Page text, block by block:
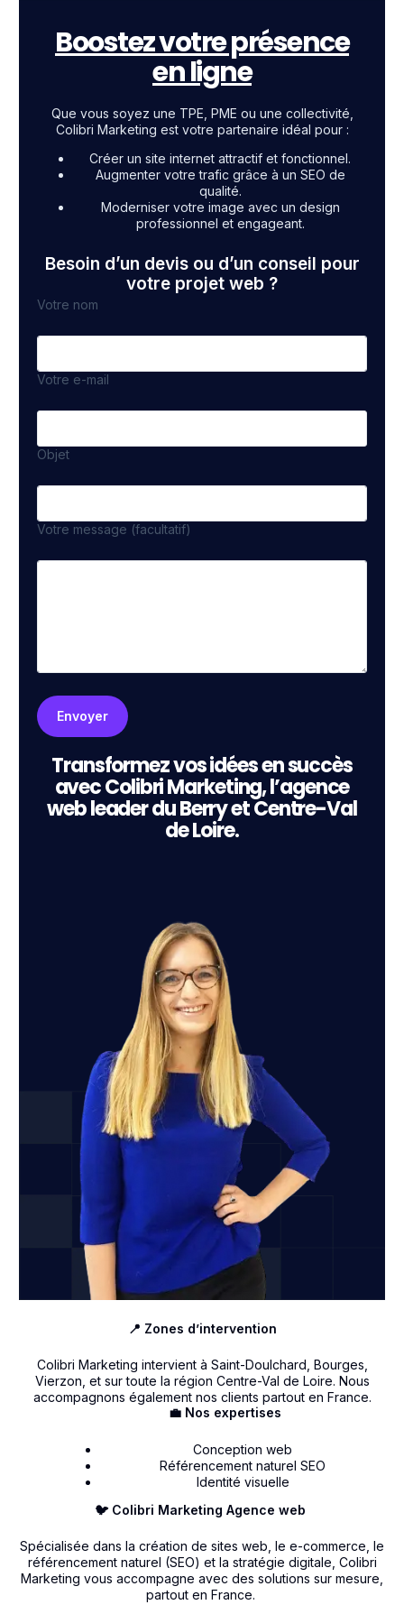
Boostez votre présence
en ligne
Que vous soyez une TPE, PME ou une collectivité,
Colibri Marketing est votre partenaire idéal pour :
Créer un site internet attractif et fonctionnel.
Augmenter votre trafic grâce à un SEO de
qualité.
Moderniser votre image avec un design
professionnel et engageant.
Besoin d’un devis ou d’un conseil pour
votre projet web ?
Votre nom
Votre e-mail
Objet
Votre message (facultatif)
Transformez vos idées en succès
avec Colibri Marketing, l’agence
web leader du Berry et Centre-Val
de Loire.
🐦 Colibri Marketing Agence web
Spécialisée dans la création de sites web, le e-commerce, le
référencement naturel (SEO) et la stratégie digitale, Colibri
Marketing vous accompagne avec des solutions sur mesure,
partout en France.
💼 Nos expertises
Conception web
Référencement naturel SEO
Identité visuelle
📍 Zones d’intervention
Colibri Marketing intervient à Saint-Doulchard, Bourges,
Vierzon, et sur toute la région Centre-Val de Loire. Nous
accompagnons également nos clients partout en France.